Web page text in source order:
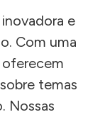
e
Com uma
oferecem
temas
Nossas